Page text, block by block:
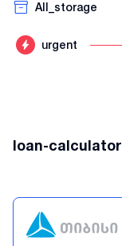
AII_storage
urgent
loan-calculator